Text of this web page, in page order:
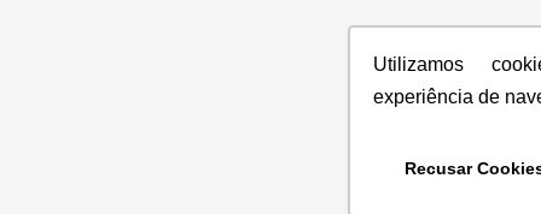
Utilizamos
experiência de
Recusar